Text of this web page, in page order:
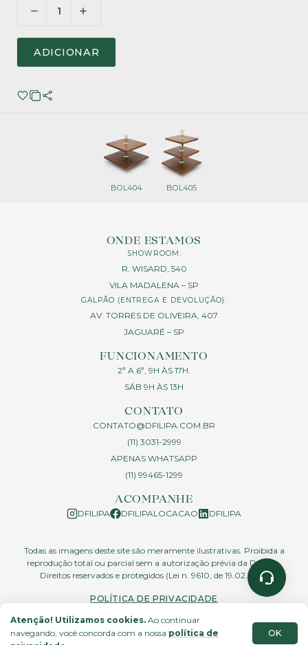
ADICIONAR
BOL404 BOL405
ONDE ESTAMOS
SHOWROOM:
R. WISARD, 540
VILA MADALENA – SP
GALPÃO (ENTREGA E DEVOLUÇÃO):
AV. TORRES DE OLIVEIRA, 407
JAGUARÉ – SP
FUNCIONAMENTO
2ª A 6ª, 9H ÀS 17H.
SÁB 9H ÀS 13H
CONTATO
CONTATO@DFILIPA.COM.BR
(11) 3031-2999
APENAS WHATSAPP
(11) 99465-1299
ACOMPANHE
DFILIPA DFILIPALOCACAO DFILIPA
Todas as imagens deste site são meramente ilustrativas. Proibida a
reprodução total ou parcial sem a autorização prévia da D.Filipa.
Direitos reservados e protegidos (Lei n. 9610, de 19.02.1998)
POLÍTICA DE PRIVACIDADE
site feito por
Atenção! Utilizamos cookies. Ao continuar
navegando, você concorda com a nossa política de
OK